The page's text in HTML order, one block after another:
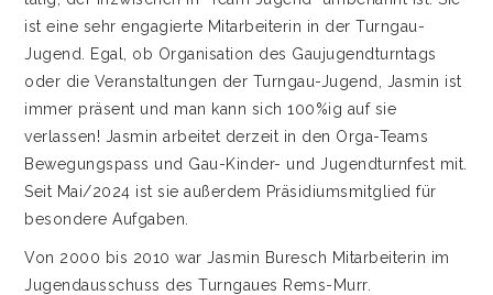
ist eine sehr engagierte Mitarbeiterin in der Turngau-
Jugend. Egal, ob Organisation des Gaujugendturntags
oder die Veranstaltungen der Turngau-Jugend, Jasmin ist
immer präsent und man kann sich 100%ig auf sie
verlassen! Jasmin arbeitet derzeit in den Orga-Teams
Bewegungspass und Gau-Kinder- und Jugendturnfest mit.
Seit Mai/2024 ist sie außerdem Präsidiumsmitglied für
besondere Aufgaben.
Von 2000 bis 2010 war Jasmin Buresch Mitarbeiterin im
Jugendausschuss des Turngaues Rems-Murr.